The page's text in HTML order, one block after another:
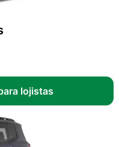
lojistas